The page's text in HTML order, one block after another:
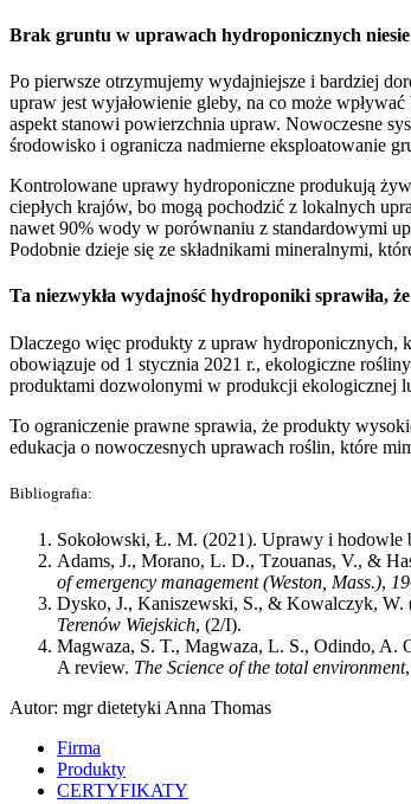
Brak gruntu w uprawach hydroponicznych niesie
Po pierwsze otrzymujemy wydajniejsze i bardziej
upraw jest wyjałowienie gleby, na co może
aspekt stanowi powierzchnia upraw. Nowoczesne
środowisko i ogranicza nadmierne eksploatowanie
Kontrolowane uprawy hydroponiczne produkują
ciepłych krajów, bo mogą pochodzić z lokalnych
nawet 90% wody w porównaniu z standardowymi
Podobnie dzieje się ze składnikami mineralnymi,
Ta niezwykła wydajność hydroponiki sprawiła,
Dlaczego więc produkty z upraw hydroponicznych,
obowiązuje od 1 stycznia 2021 r., ekologiczne
produktami dozwolonymi w produkcji ekologicznej
To ograniczenie prawne sprawia, że produkty
edukacja o nowoczesnych uprawach roślin, które
Bibliografia:
Sokołowski, Ł. M. (2021). Uprawy i hodowle
Adams, J., Morano, L. D., Tzouanas, V., &
of emergency management (Weston, Mass.), 19
Dysko, J., Kaniszewski, S., & Kowalczyk, W.
Terenów Wiejskich, (2/I).
Magwaza, S. T., Magwaza, L. S., Odindo, A.
A review. The Science of the total environment,
Autor: mgr dietetyki Anna Thomas
Firma
Produkty
CERTYFIKATY